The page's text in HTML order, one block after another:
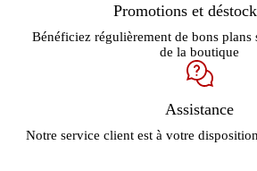
Promotions et
Bénéficiez régulièrement de bons plans
de la boutique
Assistance
Notre service client est à votre